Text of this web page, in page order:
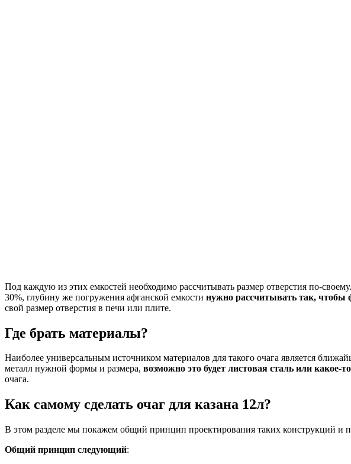
Под каждую из этих емкостей необходимо рассчитывать размер отверстия по-
30%, глубину же погружения афганской емкости нужно рассчитывать так, чтобы
свой размер отверстия в печи или плите.
Где брать материалы?
Наиболее универсальным источником материалов для такого очага является
металл нужной формы и размера, возможно это будет листовая сталь или какое-
очага.
Как самому сделать очаг для казана 12л?
В этом разделе мы покажем общий принцип проектирования таких конструкций и
Общий принцип следующий: